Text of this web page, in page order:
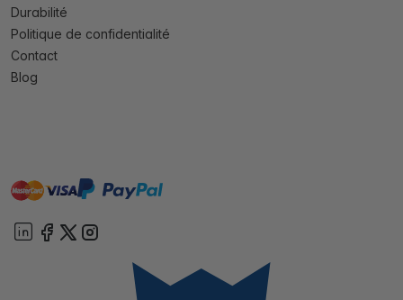
Durabilité
Politique de confidentialité
Contact
Blog
mastervisa paypal